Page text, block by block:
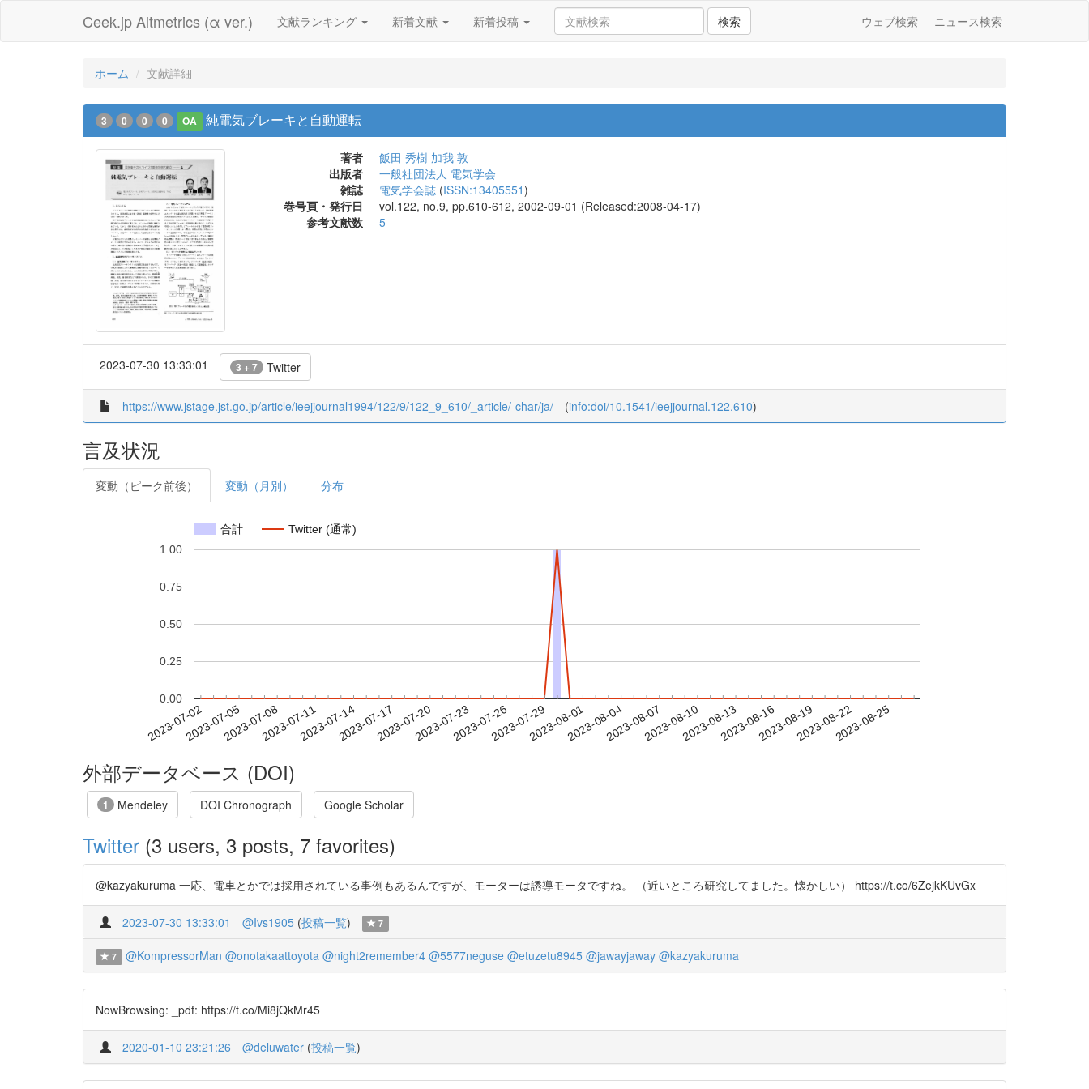
Ceek.jp Altmetrics (α ver.) 文献ランキング 新着文献 新着投稿 検索 ウェブ検索 ニュース検索
ホーム 文献詳細
3 0 0 0 OA 純電気ブレーキと自動運転
著者 飯田 秀樹 加我 敦
出版者
一般社団法人 電気学会
雑誌
電気学会誌 (ISSN:13405551)
巻号頁・発行日
vol.122, no.9, pp.610-612, 2002-09-01 (Released:2008-04-17)
参考文献数
5
2023-07-30 13:33:01 3 + 7 Twitter
https://www.jstage.jst.go.jp/article/ieejjournal1994/122/9/122_9_610/_article/-char/ja/ (info:doi/10.1541/ieejjournal.122.610)
言及状況
変動（ピーク前後） 変動（月別） 分布
合計 Twitter (通常)
2023-07-022023-07-052023-07-082023-07-112023-07-142023-07-172023-07-202023-07-232023-07-262023-07-292023-08-012023-08-042023-08-072023-08-102023-08-132023-08-162023-08-192023-08-222023-08-25
0.00
0.25
0.50
0.75
1.00
外部データベース (DOI)
1 Mendeley DOI Chronograph Google Scholar
Twitter (3 users, 3 posts, 7 favorites)
@kazyakuruma 一応、電車とかでは採用されている事例もあるんですが、モーターは誘導モータですね。 （近いところ研究してました。懐かしい） https://t.co/6ZejkKUvGx
2023-07-30 13:33:01 @Ivs1905 (投稿一覧) 7
7 @KompressorMan @onotakaattoyota @night2remember4 @5577neguse @etuzetu8945 @jawayjaway @kazyakuruma
NowBrowsing: _pdf: https://t.co/Mi8jQkMr45
2020-01-10 23:21:26 @deluwater (投稿一覧)